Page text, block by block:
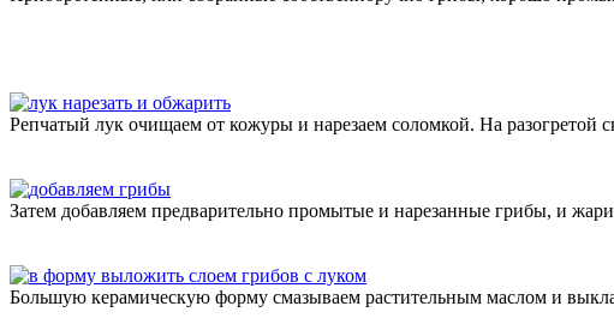
Репчатый лук очищаем от кожуры и нарезаем соломкой. На разогретой
Затем добавляем предварительно промытые и нарезанные грибы, и
Большую керамическую форму смазываем растительным маслом и